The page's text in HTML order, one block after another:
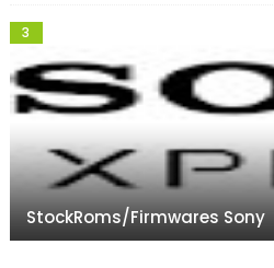
StockRoms/Firmwares Sony